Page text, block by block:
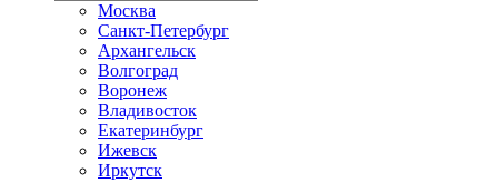
Москва
Санкт-Петербург
Архангельск
Волгоград
Воронеж
Владивосток
Екатеринбург
Ижевск
Иркутск